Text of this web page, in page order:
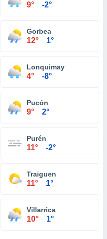
9° -2°
Gorbea
12° 1°
Lonquimay
4° -8°
Pucón
9° 2°
Purén
11° -2°
Traiguen
11° 1°
Villarrica
10° 1°